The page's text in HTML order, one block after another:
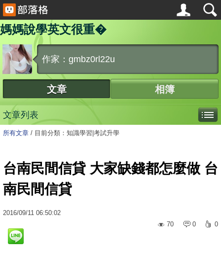
媽媽說學英文很重�
作家：gmbz0rl22u
文章 相簿
文章列表
所有文章 / 目前分類：知識學習|考試升學
台南民間信貸 大家缺錢都怎麼做 台
南民間信貸
2016/09/11 06:50:02
70
0 0